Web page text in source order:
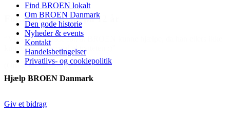
på 12 år
at BROEN kunne hjælpe, da han ellers ikke
:)”
Find BROEN lokalt
Om BROEN Danmark
Den gode historie
Nyheder & events
Kontakt
Handelsbetingelser
Privatlivs- og cookiepolitik
Hjælp BROEN Danmark
Giv et bidrag